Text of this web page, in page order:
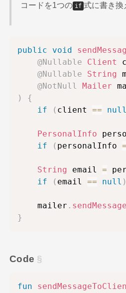
コードを1つの if 式に書き換
public void
@Nullable
Client
@Nullable
String
@NotNull
Mailer
)
{
if
( client == null
PersonalInfo
if
( personalInfo
String email =
if
( email == null )
    mailer
. sendMessage
}
Code
fun